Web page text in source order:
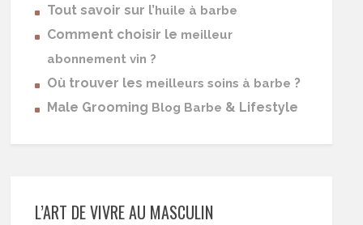
Tout savoir sur l’huile à barbe
Comment choisir le meilleur
abonnement vin ?
Où trouver les meilleurs soins à barbe ?
Male Grooming Blog Barbe & Lifestyle
L’ART DE VIVRE AU MASCULIN